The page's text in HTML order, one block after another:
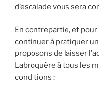
d’escalade vous sera
En contrepartie, et
continuer à pratiquer
proposons de laisser
Labroquère à tous les
conditions :